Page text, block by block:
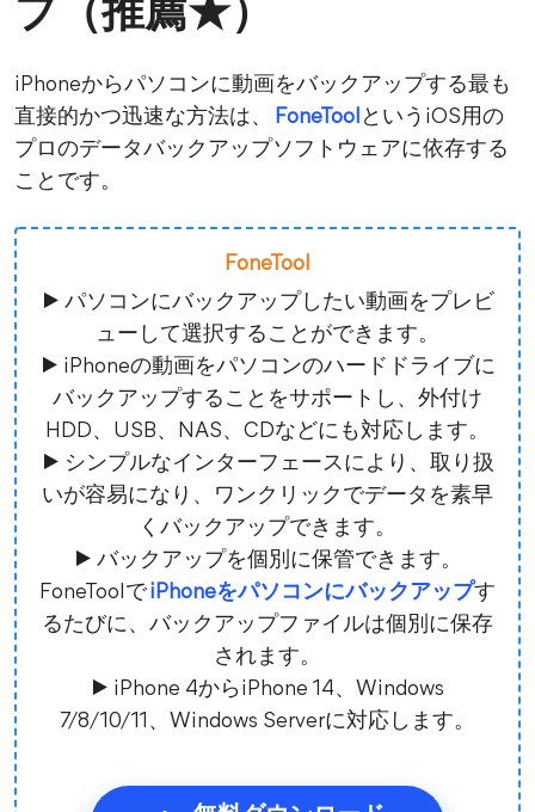
プ（推薦★）
iPhoneからパソコンに動画をバックアップする最も
直接的かつ迅速な方法は、
FoneTool というiOS用の
プロのデータバックアップソフトウェアに依存する
ことです。
FoneTool
▶ パソコンにバックアップしたい動画をプレビ
ューして選択することができます。
▶ iPhoneの動画をパソコンのハードドライブに
バックアップすることをサポートし、外付け
HDD、USB、NAS、CDなどにも対応します。
▶ シンプルなインターフェースにより、取り扱
いが容易になり、ワンクリックでデータを素早
くバックアップできます。
▶ バックアップを個別に保管できます。
FoneToolでiPhoneをパソコンにバックアップす
るたびに、バックアップファイルは個別に保存
されます。
▶ iPhone 4からiPhone 14、Windows
7/8/10/11、Windows Serverに対応します。